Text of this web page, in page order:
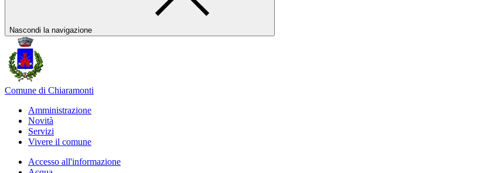
Nascondi la navigazione
Comune di Chiaramonti
Amministrazione
Novità
Servizi
Vivere il comune
Accesso all'informazione